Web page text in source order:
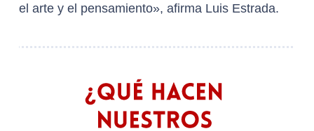
el arte y el pensamiento», afirma Luis Estrada.